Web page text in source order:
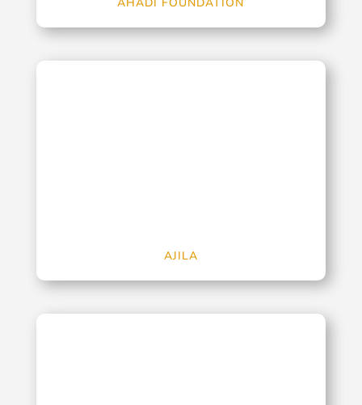
AJILA